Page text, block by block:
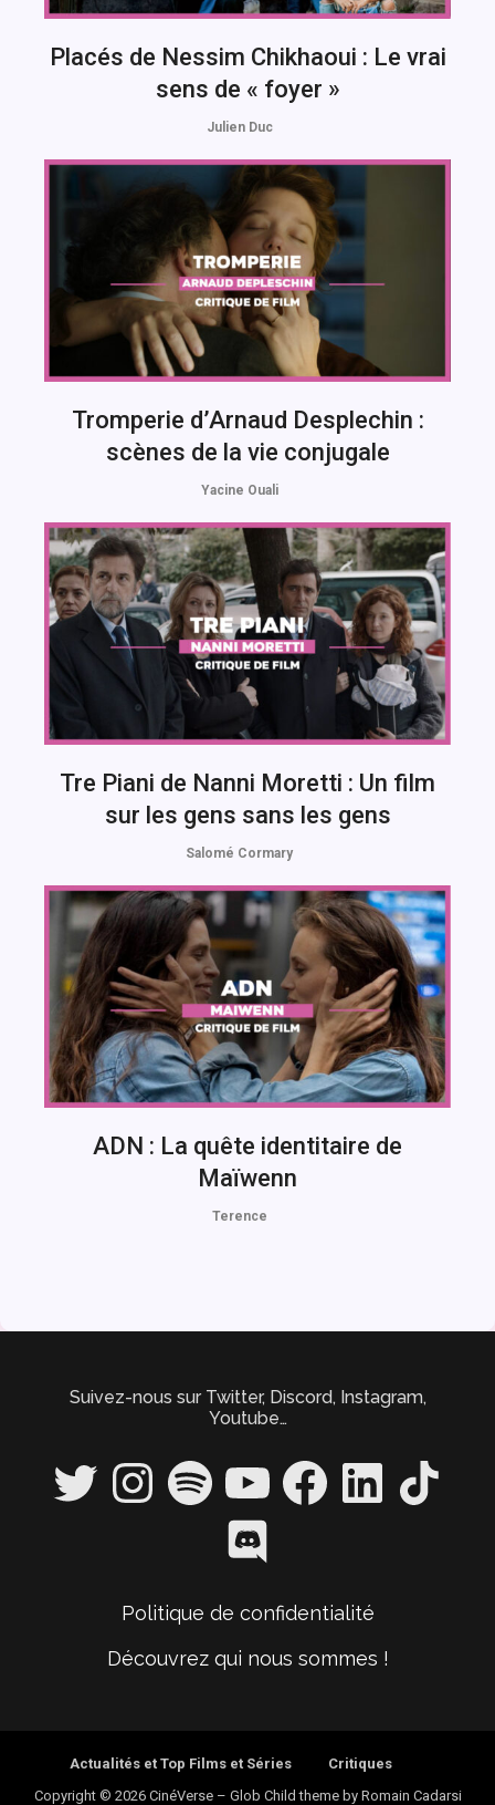
Placés de Nessim Chikhaoui : Le vrai
sens de « foyer »
Julien Duc
Tromperie d’Arnaud Desplechin :
scènes de la vie conjugale
Yacine Ouali
Tre Piani de Nanni Moretti : Un film
sur les gens sans les gens
Salomé Cormary
ADN : La quête identitaire de
Maïwenn
Terence
Suivez-nous sur Twitter, Discord, Instagram,
Youtube…
Twitter InstagramSpotify YouTube FacebookLinkedIn TikTok
Discord
Politique de confidentialité
Découvrez qui nous sommes !
Actualités et Top Films et Séries
Critiques
Copyright © 2026 CinéVerse – Glob Child theme by Romain Cadarsi